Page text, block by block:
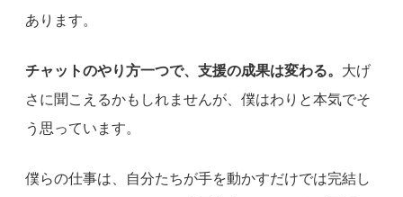
あります。
チャットのやり方一つで、支援の成果は変わる。 大げ
さに聞こえるかもしれませんが、僕はわりと本気でそ
う思っています。
僕らの仕事は、自分たちが手を動かすだけでは完結し